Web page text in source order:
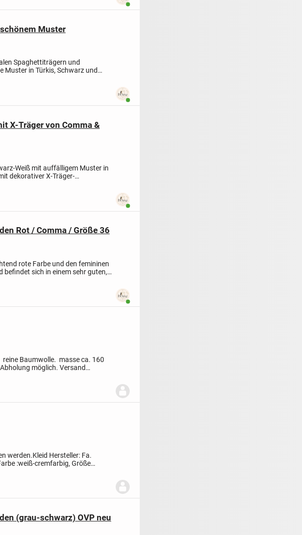
Benutzer ist online
Muster
Spaghettiträgern und
Muster in Türkis, Schwarz und
und perfekt...
Benutzer ist online
X-Träger von Comma &
Weiß mit auffälligem Muster in
dekorativer X-Träger-
modernen Look....
Benutzer ist online
Rot / Comma / Größe 36
rote Farbe und den femininen
befindet sich in einem sehr guten,
Benutzer ist online
reine Baumwolle. masse ca. 160
Abholung möglich. Versand
werden.Kleid Hersteller: Fa.
:weiß-cremfarbig, Größe
(grau-schwarz) OVP neu